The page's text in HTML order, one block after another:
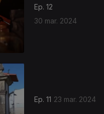
Ep. 12
30 mar. 2024
Ep. 11 23 mar. 2024